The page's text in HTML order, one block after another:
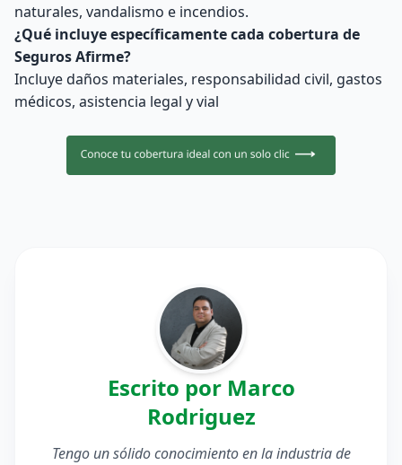
naturales, vandalismo e incendios.
¿Qué incluye específicamente cada cobertura de
Seguros Afirme?
Incluye daños materiales, responsabilidad civil, gastos
médicos, asistencia legal y vial
Escrito por Marco
Rodriguez
Tengo un sólido conocimiento en la industria de